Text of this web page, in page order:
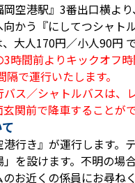
空港駅』3番出口横よ
かう『にしてつシャト
大人170円／小人90円 で
時間前よりキックオフ
で運行いたします。
ス／シャトルバスは、
関前で降車することがで
行き』が運行します。
」を設けます。不明の場
お近くの係員にお尋ね